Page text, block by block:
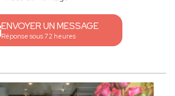
ENVOYER UN MESSAGE
Réponse sous 72 heures